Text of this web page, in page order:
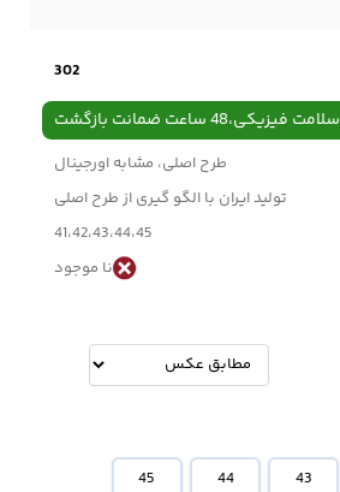
302
سلامت فیزیکی،48 ساعت ضمانت بازگشت
طرح اصلی، مشابه اورجینال
تولید ایران با الگو گیری از طرح اصلی
41،42،43،44،45
نا موجود
43
44
45